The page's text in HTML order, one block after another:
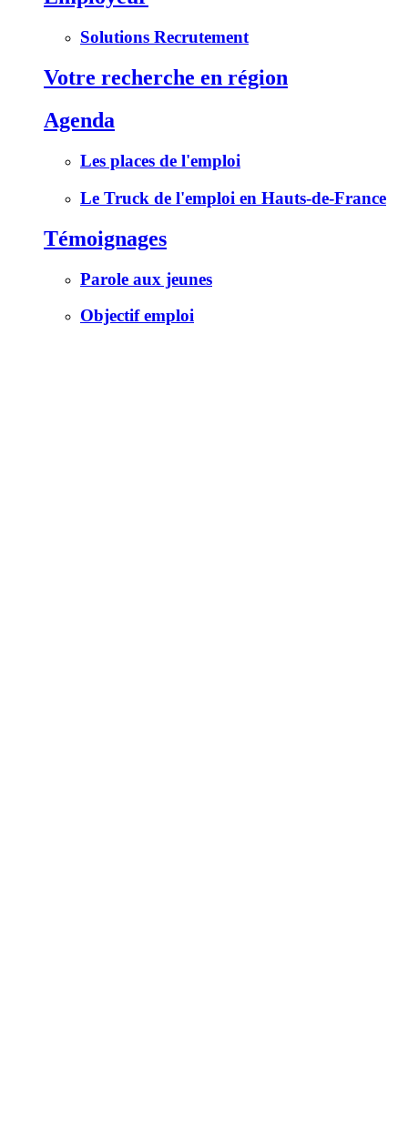
Solutions Recrutement
Votre recherche en région
Agenda
Les places de l'emploi
Le Truck de l'emploi en Hauts-de-France
Témoignages
Parole aux jeunes
Objectif emploi